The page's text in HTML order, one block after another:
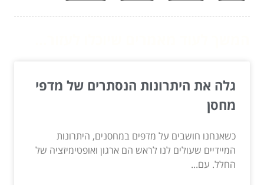
גלה את היתרונות הנסתרים של מדפי
מחסן
כשאנחנו חושבים על מדפים במחסנים, היתרונות
המיידיים שעולים לנו לראש הם ארגון ואופטימיזציה של
החלל. עם...